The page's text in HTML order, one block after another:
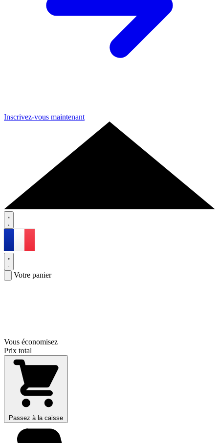
Inscrivez-vous maintenant
Votre panier
Vous économisez
Prix total
Passez à la caisse